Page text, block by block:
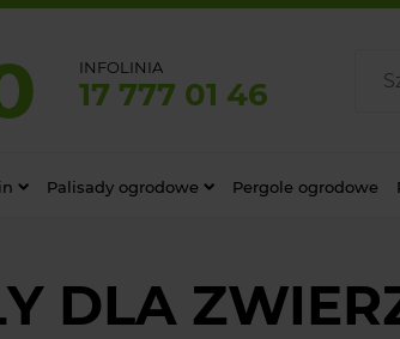
INFOLINIA
17 777 01 46
Palisady ogrodowe Pergole ogrodowe
DLA